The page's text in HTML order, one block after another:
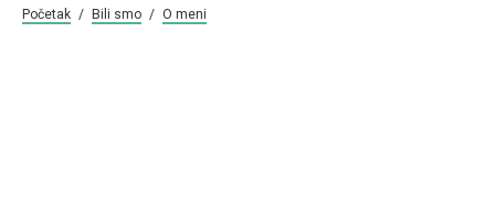
Početak / Bili smo / O meni